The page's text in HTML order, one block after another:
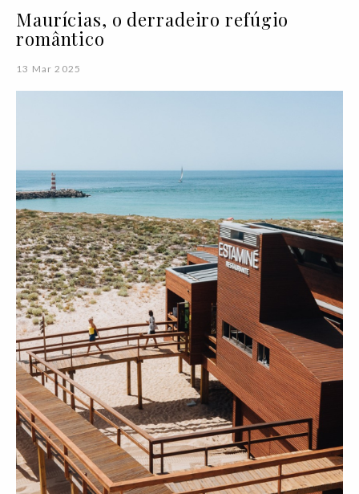
Maurícias, o derradeiro refúgio
romântico
13 Mar 2025